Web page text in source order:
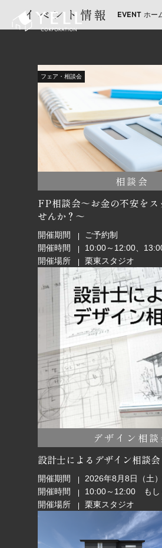
イベント情報 ホー
フェア・相談会
相談会
FP相談会～お金の不安をス
せんか？～
開催期間
ご予約制
開催時間
開催場所
栗東スタジオ
デザイン相談
設計士によるデザイン相談会
開催期間
2026年8月8日（土）
開催時間
開催場所
栗東スタジオ